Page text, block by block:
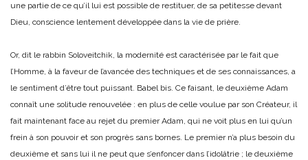
une partie de ce qu’il lui est possible de restituer, de sa petitesse devant
Dieu, conscience lentement développée dans la vie de prière.
Or, dit le rabbin Soloveitchik, la modernité est caractérisée par le fait que
l’Homme, à la faveur de l’avancée des techniques et de ses connaissances, a
le sentiment d’être tout puissant. Babel bis. Ce faisant, le deuxième Adam
connaît une solitude renouvelée : en plus de celle voulue par son Créateur, il
fait maintenant face au rejet du premier Adam, qui ne voit plus en lui qu’un
frein à son pouvoir et son progrès sans bornes. Le premier n’a plus besoin du
deuxième et sans lui il ne peut que s’enfoncer dans l’idolâtrie ; le deuxième